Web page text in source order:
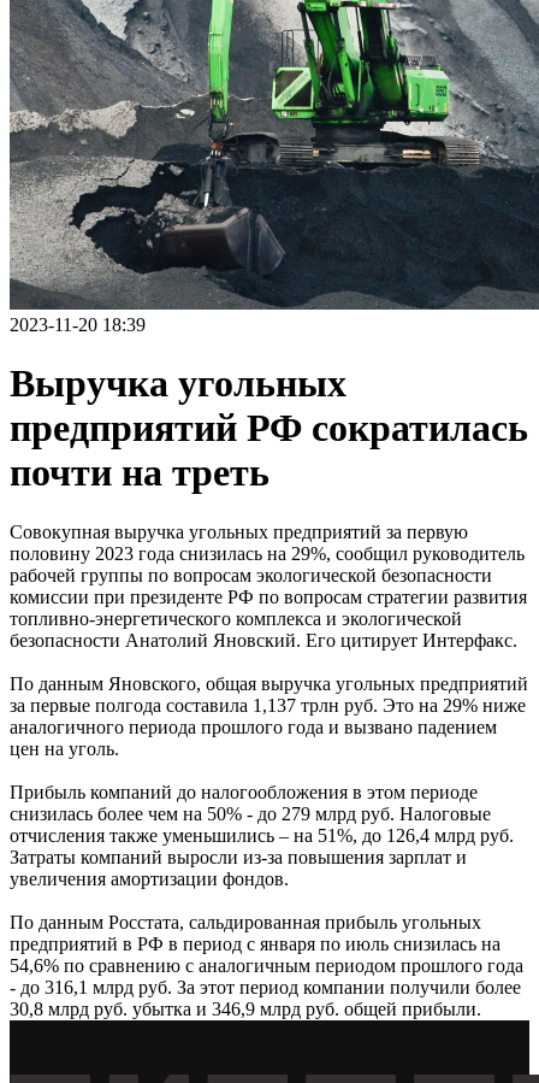
2023-11-20 18:39
Выручка угольных
предприятий РФ сократилась
почти на треть
Совокупная выручка угольных предприятий за первую
половину 2023 года снизилась на 29%, сообщил руководитель
рабочей группы по вопросам экологической безопасности
комиссии при президенте РФ по вопросам стратегии развития
топливно-энергетического комплекса и экологической
безопасности Анатолий Яновский. Его цитирует Интерфакс.
По данным Яновского, общая выручка угольных предприятий
за первые полгода составила 1,137 трлн руб. Это на 29% ниже
аналогичного периода прошлого года и вызвано падением
цен на уголь.
Прибыль компаний до налогообложения в этом периоде
снизилась более чем на 50% - до 279 млрд руб. Налоговые
отчисления также уменьшились – на 51%, до 126,4 млрд руб.
Затраты компаний выросли из-за повышения зарплат и
увеличения амортизации фондов.
По данным Росстата, сальдированная прибыль угольных
предприятий в РФ в период с января по июль снизилась на
54,6% по сравнению с аналогичным периодом прошлого года
- до 316,1 млрд руб. За этот период компании получили более
30,8 млрд руб. убытка и 346,9 млрд руб. общей прибыли.